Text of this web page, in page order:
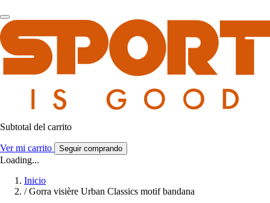
Subtotal del carrito
Ver mi carrito Seguir comprando
Loading...
Inicio
/ Gorra visière Urban Classics motif bandana